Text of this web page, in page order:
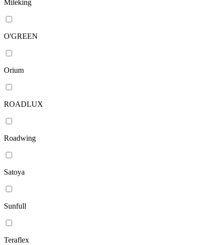
Mileking
O'GREEN
Orium
ROADLUX
Roadwing
Satoya
Sunfull
Teraflex